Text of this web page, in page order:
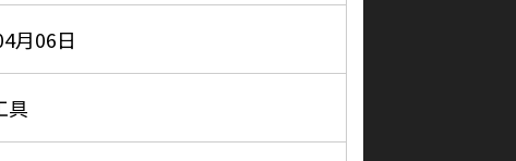
月06日
具